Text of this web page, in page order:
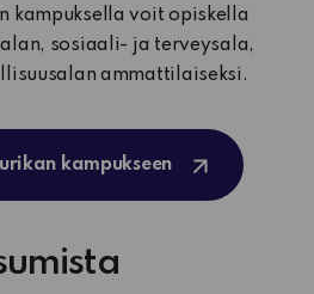
kampuksella voit opiskella
sosiaali- ja terveysala,
ammattilaiseksi.
kampukseen